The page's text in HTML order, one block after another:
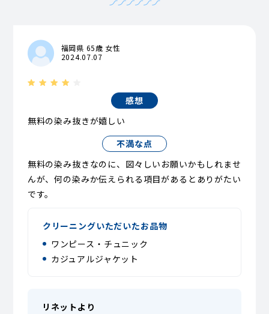
福岡県 65歳 女性
2024.07.07
感想
無料の染み抜きが嬉しい
不満な点
無料の染み抜きなのに、図々しいお願いかもしれませ
んが、何の染みか伝えられる項目があるとありがたい
です。
クリーニングいただいたお品物
ワンピース・チュニック
カジュアルジャケット
リネットより